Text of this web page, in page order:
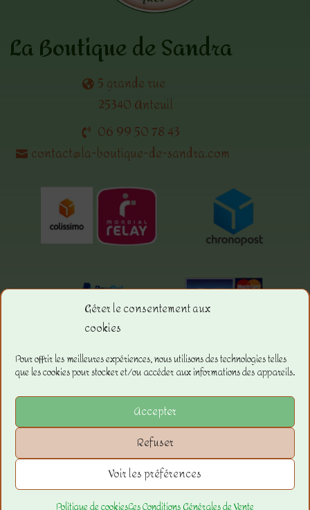
Gérer le consentement aux
cookies
Pour offrir les meilleures expériences, nous utilisons des technologies telles
que les cookies pour stocker et/ou accéder aux informations des appareils.
Accepter
Refuser
Voir les préférences
La Boutique de Sandra
5 grande rue
25340 Anteuil
06 99 50 78 43
contact@la-boutique-de-sandra.com
Menu.
La boutique
Les Conditions Générales de ventes
Les Mentions Légales
Copyright © 2023 –La Boutique de
Sandra
JF Diffusion21 – Tous droits